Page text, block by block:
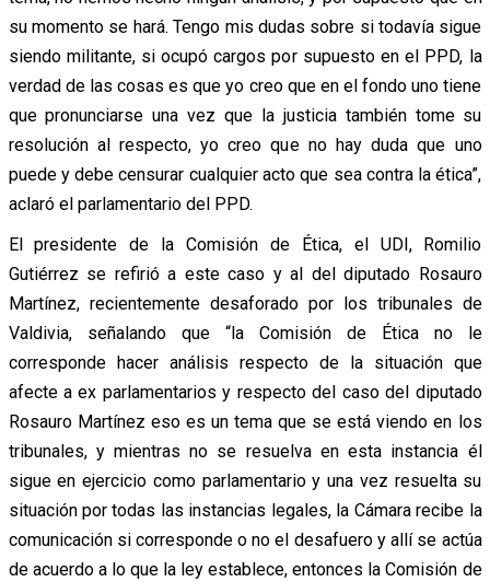
su momento se hará. Tengo mis dudas sobre si todavía sigue
siendo militante, si ocupó cargos por supuesto en el PPD, la
verdad de las cosas es que yo creo que en el fondo uno tiene
que pronunciarse una vez que la justicia también tome su
resolución al respecto, yo creo que no hay duda que uno
puede y debe censurar cualquier acto que sea contra la ética”,
aclaró el parlamentario del PPD.
El presidente de la Comisión de Ética, el UDI, Romilio
Gutiérrez se refirió a este caso y al del diputado Rosauro
Martínez, recientemente desaforado por los tribunales de
Valdivia, señalando que “la Comisión de Ética no le
corresponde hacer análisis respecto de la situación que
afecte a ex parlamentarios y respecto del caso del diputado
Rosauro Martínez eso es un tema que se está viendo en los
tribunales, y mientras no se resuelva en esta instancia él
sigue en ejercicio como parlamentario y una vez resuelta su
situación por todas las instancias legales, la Cámara recibe la
comunicación si corresponde o no el desafuero y allí se actúa
de acuerdo a lo que la ley establece, entonces la Comisión de